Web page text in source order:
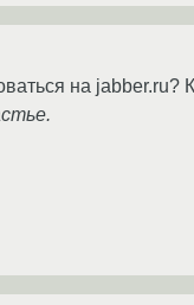
на jabber.ru?